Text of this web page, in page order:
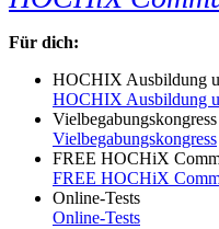
Für dich:
HOCHIX Ausbildung
HOCHIX Ausbildung
Vielbegabungskongress
Vielbegabungskongress
FREE HOCHiX
FREE HOCHiX
Online-Tests
Online-Tests